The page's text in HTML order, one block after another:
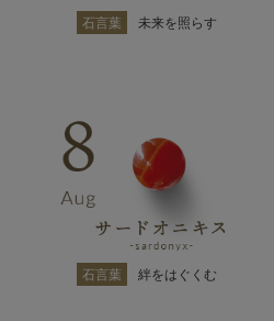
石言葉 未来を照らす
石言葉 絆をはぐくむ